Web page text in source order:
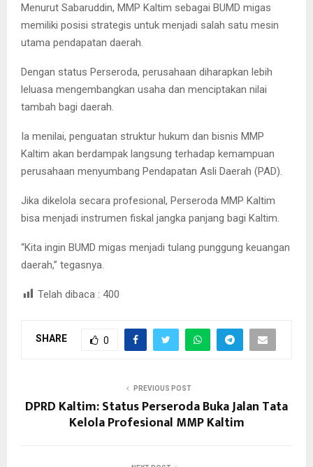
Menurut Sabaruddin, MMP Kaltim sebagai BUMD migas
memiliki posisi strategis untuk menjadi salah satu mesin
utama pendapatan daerah.
Dengan status Perseroda, perusahaan diharapkan lebih
leluasa mengembangkan usaha dan menciptakan nilai
tambah bagi daerah.
Ia menilai, penguatan struktur hukum dan bisnis MMP
Kaltim akan berdampak langsung terhadap kemampuan
perusahaan menyumbang Pendapatan Asli Daerah (PAD).
Jika dikelola secara profesional, Perseroda MMP Kaltim
bisa menjadi instrumen fiskal jangka panjang bagi Kaltim.
“Kita ingin BUMD migas menjadi tulang punggung keuangan
daerah,” tegasnya.
Telah dibaca : 400
SHARE 0
PREVIOUS POST
DPRD Kaltim: Status Perseroda Buka Jalan Tata
Kelola Profesional MMP Kaltim